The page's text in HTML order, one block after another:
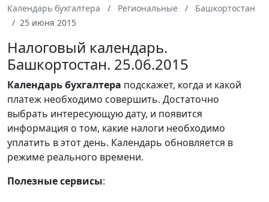
Календарь бухгалтера
Региональные
Башкортостан
25 июня 2015
Налоговый календарь.
Башкортостан. 25.06.2015
Календарьбухгалтера подскажет, когда и какой
платеж необходимо совершить. Достаточно
выбрать интересующую дату, и появится
информация о том, какие налоги необходимо
уплатить в этот день. Календарь обновляется в
режиме реального времени.
Полезные сервисы: